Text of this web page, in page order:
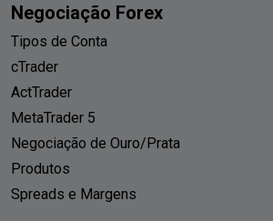
Negociação Forex
Tipos de Conta
cTrader
ActTrader
MetaTrader 5
Negociação de Ouro/Prata
Produtos
Spreads e Margens